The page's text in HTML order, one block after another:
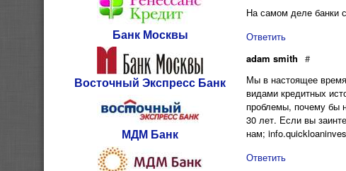
Банк Москвы
Восточный Экспресс Банк
МДМ Банк
На самом деле банки
Ответить
adam smith #
Мы в настоящее
видами кредитных
проблемы, почему бы
30 лет. Если вы
нам;
Ответить